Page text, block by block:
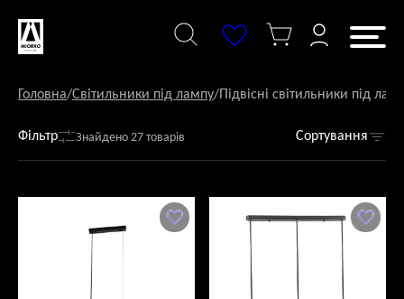
змісту
Головна/Світильники під лампу/ Підвісні світильники під
Фільтр Знайдено 27 товарів Сортування